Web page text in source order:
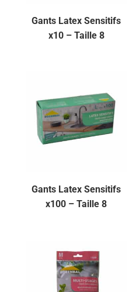
Gants Latex Sensitifs
x10 – Taille 8
Gants Latex Sensitifs
x100 – Taille 8